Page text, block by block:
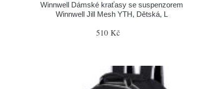
Winnwell Dámské kraťasy se suspenzorem
Winnwell Jill Mesh YTH, Dětská, L
510 Kč